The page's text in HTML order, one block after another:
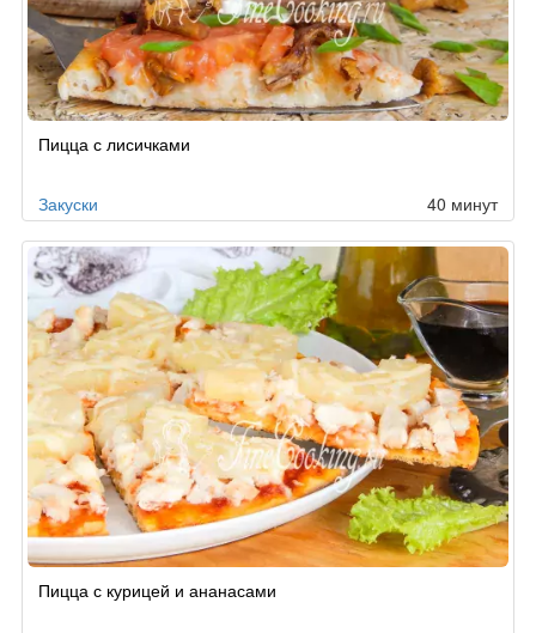
Пицца с лисичками
Закуски 40 минут
Пицца с курицей и ананасами